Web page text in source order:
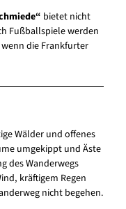
bietet nicht
Fußballspiele werden
die Frankfurter
Wälder und offenes
umgekippt und Äste
des Wanderwegs
kräftigem Regen
nicht begehen.